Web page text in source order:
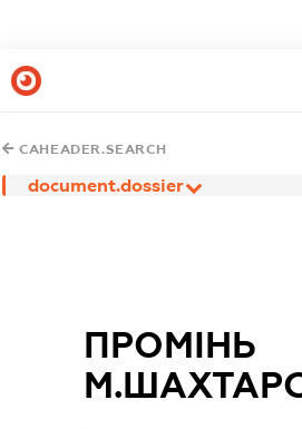
CAHEADER.SEARCH
document.dossier
ПРОМІНЬ